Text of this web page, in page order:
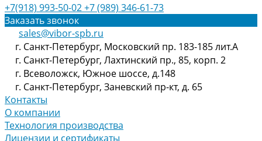
+7(918) 993-50-02+7 (989) 346-61-73
Заказать звонок
sales@vibor-spb.ru
г. Санкт-Петербург, Московский пр. 183-185 лит.А
г. Санкт-Петербург, Лахтинский пр., 85, корп. 2
г. Всеволожск, Южное шоссе, д.148
г. Санкт-Петербург, Заневский пр-кт, д. 65
Контакты
О компании
Технология производства
Лицензии и сертификаты